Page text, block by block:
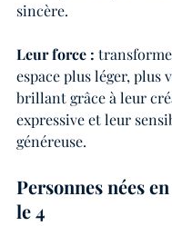
sincère.
Leur force :
espace plus léger, plus
brillant grâce à leur
expressive et leur
généreuse.
Personnes nées
le 4